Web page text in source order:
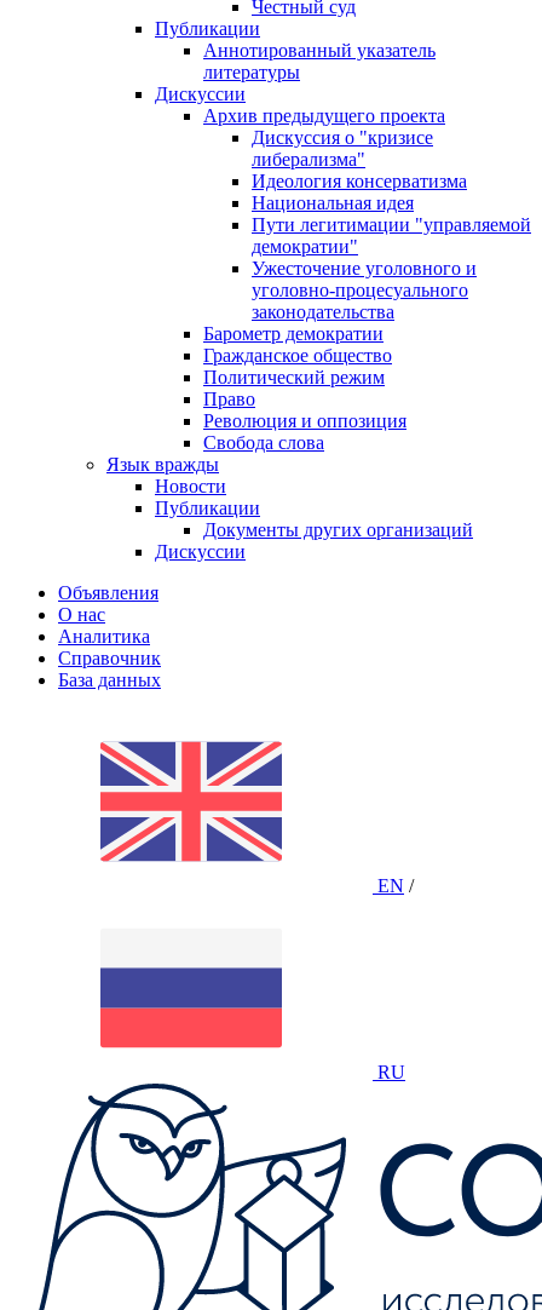
Честный суд
Публикации
Аннотированный указатель
литературы
Дискуссии
Архив предыдущего проекта
Дискуссия о "кризисе
либерализма"
Идеология консерватизма
Национальная идея
Пути легитимации "управляемой
демократии"
Ужесточение уголовного и
уголовно-процесуального
законодательства
Барометр демократии
Гражданское общество
Политический режим
Право
Революция и оппозиция
Свобода слова
Язык вражды
Новости
Публикации
Документы других организаций
Дискуссии
Объявления
О нас
Аналитика
Справочник
База данных
EN /
RU